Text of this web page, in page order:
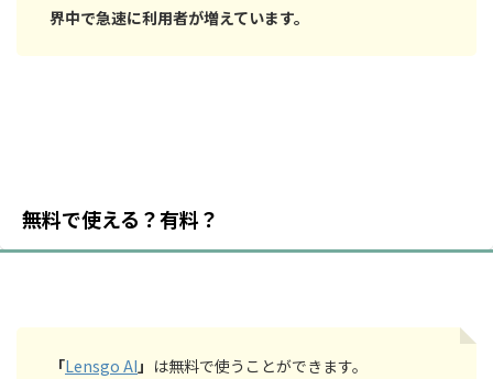
界中で急速に利用者が増えています。
無料で使える？有料？
「Lensgo AI」 は無料で使うことができます。